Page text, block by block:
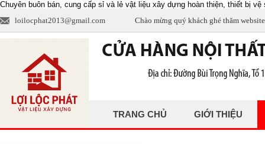
Chuyên buôn bán, cung cấp sỉ và lẻ vật liệu xây dựng hoàn thiện, thiết bị
loilocphat2013@gmail.com
Chào mừng quý khách ghé thăm
TRANG CHỦ GIỚI THIỆU